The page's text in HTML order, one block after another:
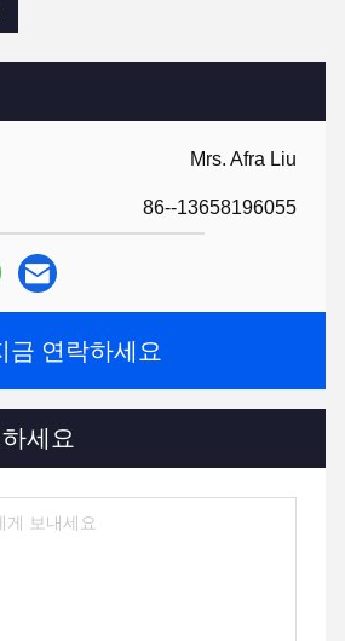
Mrs. Afra Liu
86--13658196055
금 연락하세요
세요